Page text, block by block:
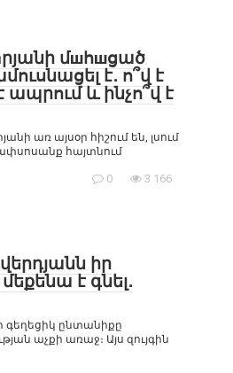
մшհшցած
է․ ո՞վ է
ապրում և ինչո՞վ է
առ այսօր հիշում են, լսում
հայտնում
0 3 166
իր
է գնել․
գեղեցիկ ընտանիքը
աչքի առաջ։ Այս զույգին